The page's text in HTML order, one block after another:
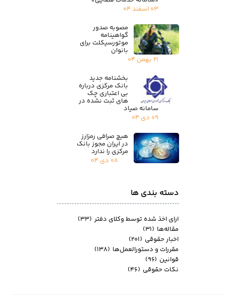
دسته بندی ها
۰۳ اسفند ۰۴
مصوبه صدور
گواهینامه
موتورسیکلت برای
بانوان
۲۱ بهمن ۰۴
بخشنامه جدید
بانک مرکزی درباره
بی اعتباری چک
های ثبت نشده در
سامانه صیاد
۰۹ دی ۰۴
هیچ صرافی رمزارز
در ایران مجوز بانک
مرکزی را ندارد
۰۸ دی ۰۴
ارای اخذ شده توسط وکلای دفتر (۳۳)
مقاله‌ها (۳۱)
اخبار حقوقی (۲۰۱)
مقررات و دستورالعمل‌ها (۱۳۸)
قوانین (۹۶)
نکات حقوقی (۴۶)